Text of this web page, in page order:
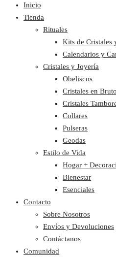
Inicio
Tienda
Rituales
Kits de Cristales
Calendarios y
Cristales y Joyería
Obeliscos
Cristales en Bruto
Cristales
Collares
Pulseras
Geodas
Estilo de Vida
Hogar +
Bienestar
Esenciales
Contacto
Sobre Nosotros
Envíos y Devoluciones
Contáctanos
Comunidad